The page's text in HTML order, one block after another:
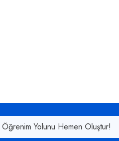
Yolunu Hemen Oluştur!